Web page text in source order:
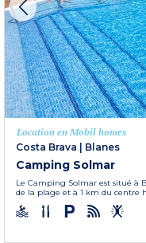
Location en Mobil homes
Costa Brava
Blanes
Camping Solmar
Le Camping Solmar est situé à
de la plage et à 1 km du centre